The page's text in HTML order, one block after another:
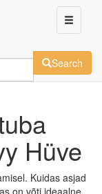
Search
Hüve
Kuidas asjad
on võti ideaalne